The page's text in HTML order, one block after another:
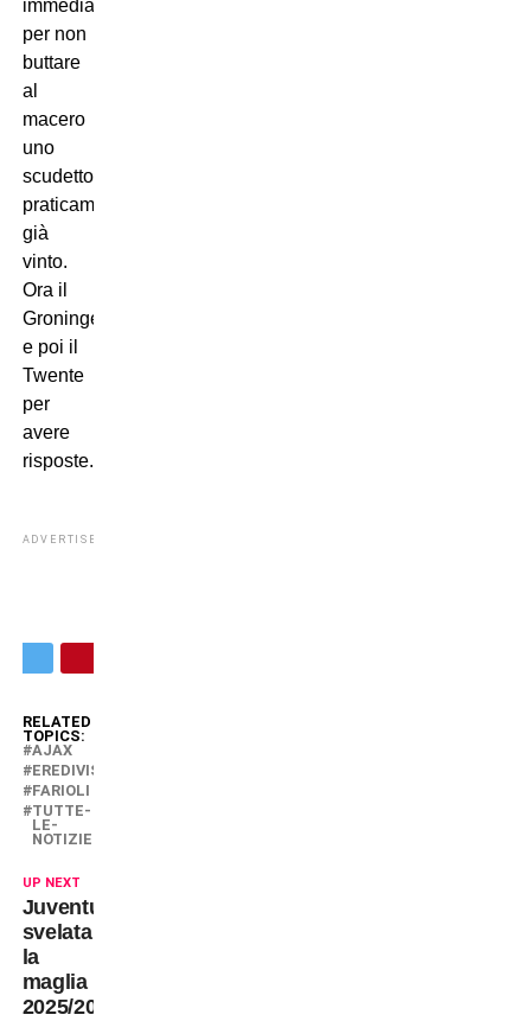
immediata
per non
buttare
al
macero
uno
scudetto
praticamente
già
vinto.
Ora il
Groningen
e poi il
Twente
per
avere
risposte.
ADVERTISEMENT
RELATED
TOPICS:
AJAX
EREDIVISE
FARIOLI
TUTTE-
LE-
NOTIZIE
UP NEXT
Juventus:
svelata
la
maglia
2025/2026